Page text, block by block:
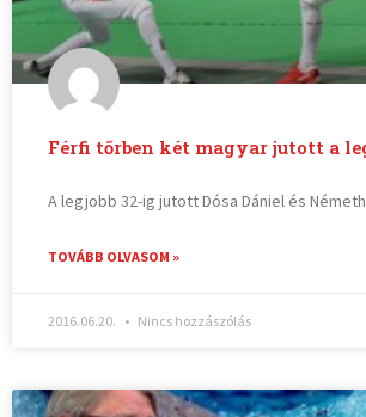
Férfi tőrben két magyar jutott a
A legjobb 32-ig jutott Dósa Dániel és
TOVÁBB OLVASOM »
2016.06.20. Nincs hozzászólás